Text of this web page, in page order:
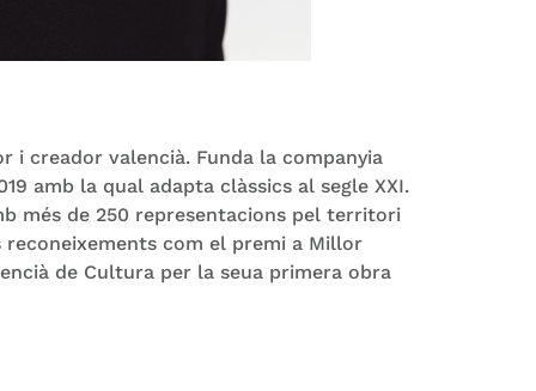
i creador valencià. Funda la companyia
amb la qual adapta clàssics al segle XXI.
més de 250 representacions pel territori
com el premi a Millor
de Cultura per la seua primera obra